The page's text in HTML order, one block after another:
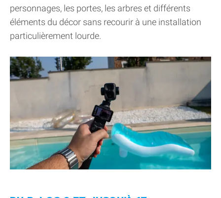
personnages, les portes, les arbres et différents
éléments du décor sans recourir à une installation
particulièrement lourde.